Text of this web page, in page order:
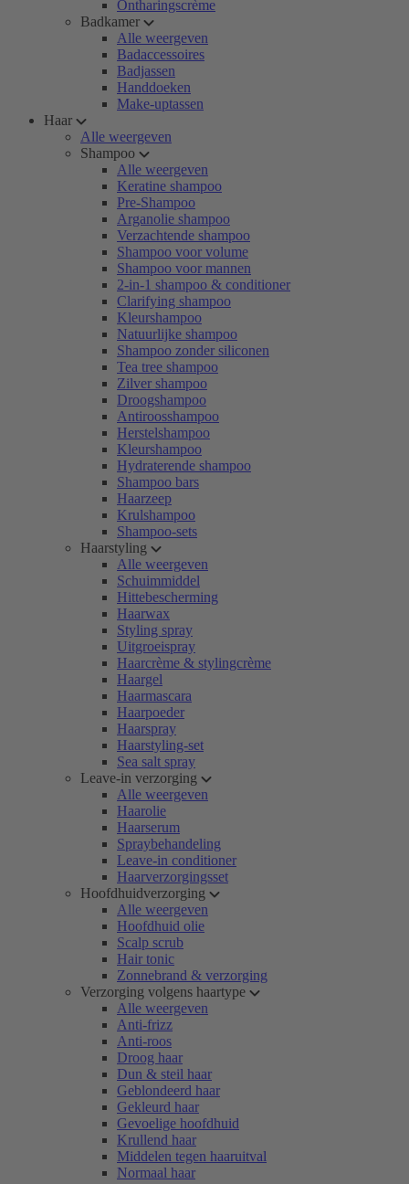
Ontharingscrème
Badkamer
Alle weergeven
Badaccessoires
Badjassen
Handdoeken
Make-uptassen
Haar
Alle weergeven
Shampoo
Alle weergeven
Keratine shampoo
Pre-Shampoo
Arganolie shampoo
Verzachtende shampoo
Shampoo voor volume
Shampoo voor mannen
2-in-1 shampoo & conditioner
Clarifying shampoo
Kleurshampoo
Natuurlijke shampoo
Shampoo zonder siliconen
Tea tree shampoo
Zilver shampoo
Droogshampoo
Antiroosshampoo
Herstelshampoo
Kleurshampoo
Hydraterende shampoo
Shampoo bars
Haarzeep
Krulshampoo
Shampoo-sets
Haarstyling
Alle weergeven
Schuimmiddel
Hittebescherming
Haarwax
Styling spray
Uitgroeispray
Haarcrème & stylingcrème
Haargel
Haarmascara
Haarpoeder
Haarspray
Haarstyling-set
Sea salt spray
Leave-in verzorging
Alle weergeven
Haarolie
Haarserum
Spraybehandeling
Leave-in conditioner
Haarverzorgingsset
Hoofdhuidverzorging
Alle weergeven
Hoofdhuid olie
Scalp scrub
Hair tonic
Zonnebrand & verzorging
Verzorging volgens haartype
Alle weergeven
Anti-frizz
Anti-roos
Droog haar
Dun & steil haar
Geblondeerd haar
Gekleurd haar
Gevoelige hoofdhuid
Krullend haar
Middelen tegen haaruitval
Normaal haar